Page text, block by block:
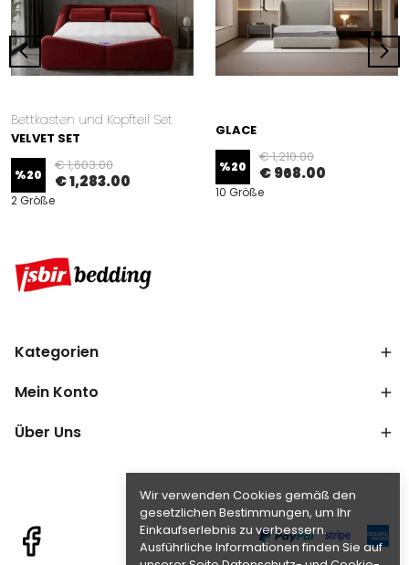
Wir verwenden Cookies gemäß den
gesetzlichen Bestimmungen, um Ihr
Einkaufserlebnis zu verbessern.
Ausführliche Informationen finden Sie auf
Bettkasten und Kopfteil Set
VELVET SET
%20
€ 1,603.00
€ 1,283.00
2 Größe
GLACE
%20
€ 1,210.00
€ 968.00
10 Größe
Kategorien
Mein Konto
Über Uns